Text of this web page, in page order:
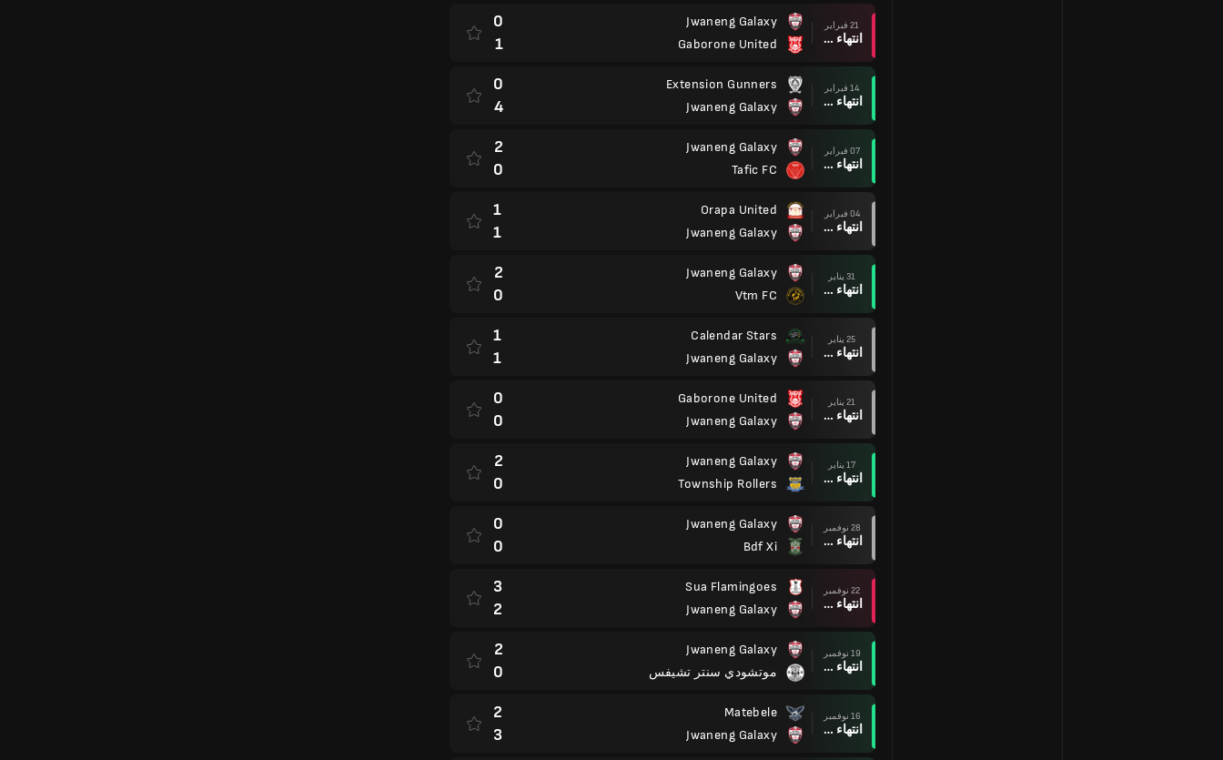
21 فبراير
انتهاء وقت المباراة
Jwaneng Galaxy
Gaborone United
0
1
14 فبراير
انتهاء وقت المباراة
Extension Gunners
Jwaneng Galaxy
0
4
07 فبراير
انتهاء وقت المباراة
Jwaneng Galaxy
Tafic FC
2
0
04 فبراير
انتهاء وقت المباراة
Orapa United
Jwaneng Galaxy
1
1
31 يناير
انتهاء وقت المباراة
Jwaneng Galaxy
Vtm FC
2
0
25 يناير
انتهاء وقت المباراة
Calendar Stars
Jwaneng Galaxy
1
1
21 يناير
انتهاء وقت المباراة
Gaborone United
Jwaneng Galaxy
0
0
17 يناير
انتهاء وقت المباراة
Jwaneng Galaxy
Township Rollers
2
0
28 نوفمبر
انتهاء وقت المباراة
Jwaneng Galaxy
Bdf Xi
0
0
22 نوفمبر
انتهاء وقت المباراة
Sua Flamingoes
Jwaneng Galaxy
3
2
19 نوفمبر
انتهاء وقت المباراة
Jwaneng Galaxy
موتشودي سنتر تشيفس
2
0
16 نوفمبر
انتهاء وقت المباراة
Matebele
Jwaneng Galaxy
2
3